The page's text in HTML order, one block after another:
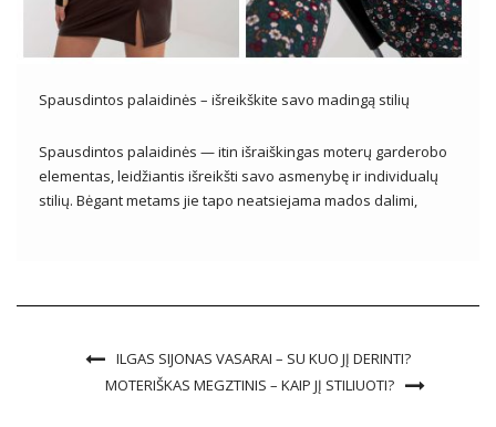
Spausdintos palaidinės – išreikškite savo madingą stilių
Spausdintos palaidinės — itin išraiškingas moterų garderobo
elementas, leidžiantis išreikšti savo asmenybę ir individualų
stilių. Bėgant metams jie tapo neatsiejama mados dalimi,
ILGAS SIJONAS VASARAI – SU KUO JĮ DERINTI?
MOTERIŠKAS MEGZTINIS – KAIP JĮ STILIUOTI?